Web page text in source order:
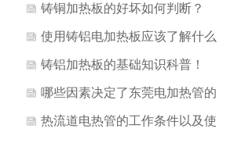
铸铜加热板的好坏如何判断？
使用铸铝电加热板应该了解什么
知识？
铸铝加热板的基础知识科普！
哪些因素决定了东莞电加热管的
使用寿命？
热流道电热管的工作条件以及使